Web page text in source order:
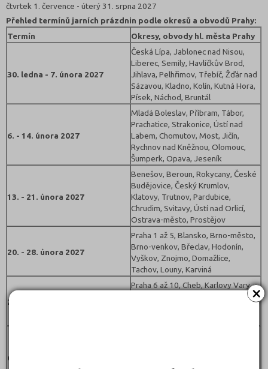
×
čtvrtek 1. července - úterý 31. srpna 2027
Přehled termínů jarních prázdnin podle okresů a obvodů Prahy:
Termín
Okresy, obvody hl. města Prahy
30. ledna - 7. února 2027
Česká Lípa, Jablonec nad Nisou,
Liberec, Semily, Havlíčkův Brod,
Jihlava, Pelhřimov, Třebíč, Žďár nad
Sázavou, Kladno, Kolín, Kutná Hora,
Písek, Náchod, Bruntál
6. - 14. února 2027
Mladá Boleslav, Příbram, Tábor,
Prachatice, Strakonice, Ústí nad
Labem, Chomutov, Most, Jičín,
Rychnov nad Kněžnou, Olomouc,
Šumperk, Opava, Jeseník
13. - 21. února 2027
Benešov, Beroun, Rokycany, České
Budějovice, Český Krumlov,
Klatovy, Trutnov, Pardubice,
Chrudim, Svitavy, Ústí nad Orlicí,
Ostrava-město, Prostějov
20. - 28. února 2027
Praha 1 až 5, Blansko, Brno-město,
Brno-venkov, Břeclav, Hodonín,
Vyškov, Znojmo, Domažlice,
Tachov, Louny, Karviná
27. února - 7. března 2027
Praha 6 až 10, Cheb, Karlovy Vary,
6. - 14. března 2027